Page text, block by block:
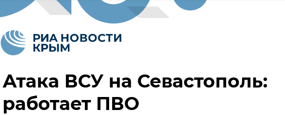
Атака ВСУ на Севастополь:
работает ПВО